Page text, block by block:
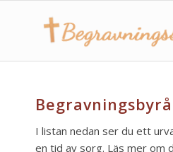
I listan nedan ser du ett
en tid av sorg. Läs mer om